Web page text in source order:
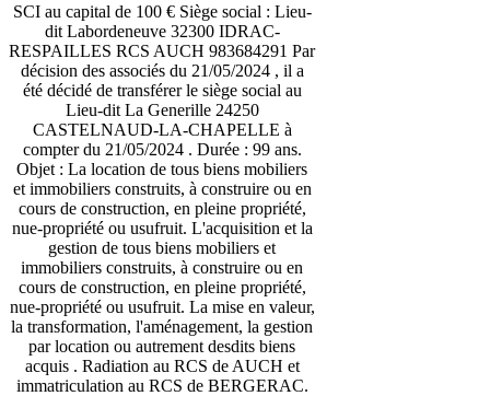
SCI au capital de 100 € Siège social : Lieu-
dit Labordeneuve 32300 IDRAC-
RESPAILLES RCS AUCH 983684291 Par
décision des associés du 21/05/2024 , il a
été décidé de transférer le siège social au
Lieu-dit La Generille 24250
CASTELNAUD-LA-CHAPELLE à
compter du 21/05/2024 . Durée : 99 ans.
Objet : La location de tous biens mobiliers
et immobiliers construits, à construire ou en
cours de construction, en pleine propriété,
nue-propriété ou usufruit. L'acquisition et la
gestion de tous biens mobiliers et
immobiliers construits, à construire ou en
cours de construction, en pleine propriété,
nue-propriété ou usufruit. La mise en valeur,
la transformation, l'aménagement, la gestion
par location ou autrement desdits biens
acquis . Radiation au RCS de AUCH et
immatriculation au RCS de BERGERAC.